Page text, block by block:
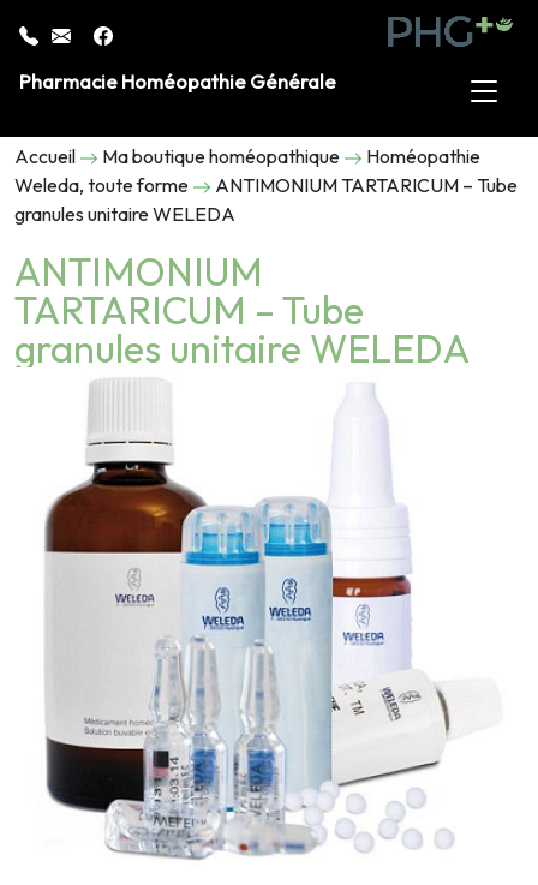
Pharmacie Homéopathie Générale
Accueil Ma boutique homéopathique
Homéopathie
Weleda, toute forme
ANTIMONIUM TARTARICUM – Tube
granules unitaire WELEDA
ANTIMONIUM
TARTARICUM – Tube
granules unitaire WELEDA